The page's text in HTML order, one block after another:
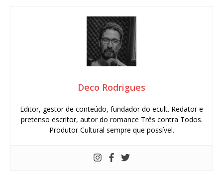
Deco Rodrigues
Editor, gestor de conteúdo, fundador do ecult. Redator e
pretenso escritor, autor do romance Três contra Todos.
Produtor Cultural sempre que possível.